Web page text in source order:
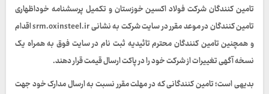
تامین کنندگان شرکت فولاد اکسین خوزستان و تکمیل پرسشنامه خوداظهاری
تامین کنندگان در موعد مقرر در سایت شرکت به نشانی srm.oxinsteel.ir اقدام
و همچنین تامین کنندگان محترم تائیدیه ثبت نام در سایت فوق به همراه یک
نسخه آگهی تغییرات از شرکت خود را در پاکت ارسال قیمت قرار دهند.
بدیھی است؛ تامین کنندگانی که در مهلت مقرر نسبت به ارسال مدارک خود جهت